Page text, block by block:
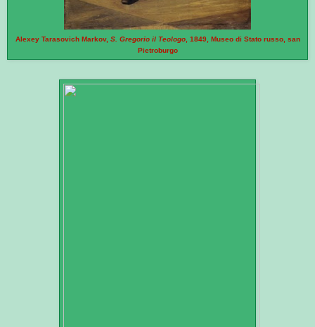
Alexey Tarasovich Markov, S. Gregorio il Teologo, 1849, Museo di Stato russo, san
Pietroburgo